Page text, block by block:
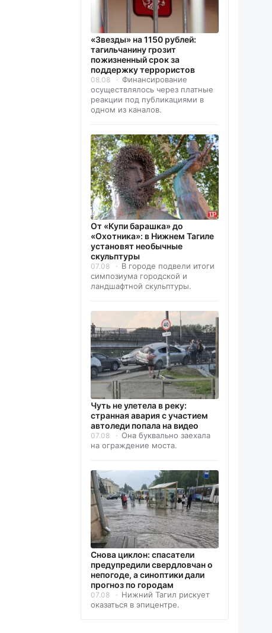
«Звезды» на 1150 рублей:
тагильчанину грозит
пожизненный срок за
поддержку террористов
08.08
Финансирование
осуществлялось через платные
реакции под публикациями в
одном из каналов.
От «Купи барашка» до
«Охотника»: в Нижнем Тагиле
установят необычные
скульптуры
07.08
В городе подвели итоги
симпозиума городской и
ландшафтной скульптуры.
Чуть не улетела в реку:
странная авария с участием
автоледи попала на видео
07.08
Она буквально заехала
на ограждение моста.
Снова циклон: спасатели
предупредили свердловчан о
непогоде, а синоптики дали
прогноз по городам
07.08
Нижний Тагил рискует
оказаться в эпицентре.